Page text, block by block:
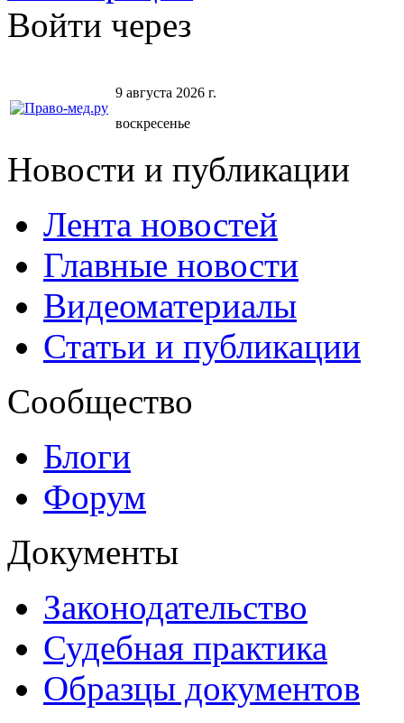
Войти через
9 августа 2026 г.
воскресенье
Новости и публикации
Лента новостей
Главные новости
Видеоматериалы
Статьи и публикации
Сообщество
Блоги
Форум
Документы
Законодательство
Судебная практика
Образцы документов